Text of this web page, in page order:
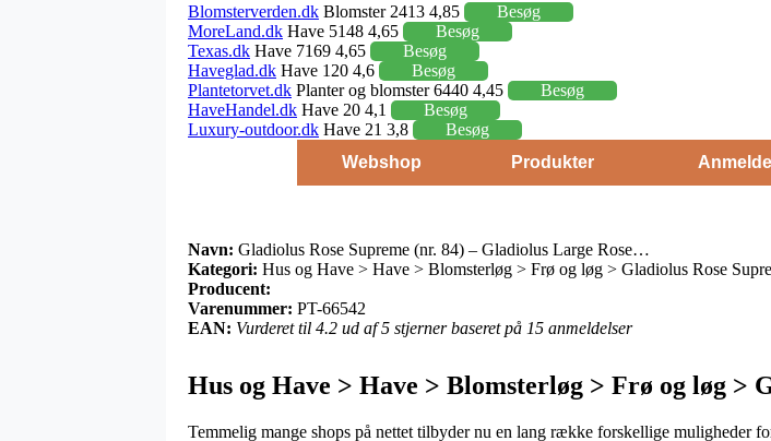
Blomsterverden.dk Blomster 2413 4,85
Besøg
MoreLand.dk Have 5148 4,65
Besøg
Texas.dk Have 7169 4,65
Besøg
Haveglad.dk Have 120 4,6
Besøg
Plantetorvet.dk Planter og blomster 6440 4,45
Besøg
HaveHandel.dk Have 20 4,1
Besøg
Luxury-outdoor.dk Have 21 3,8
Besøg
Webshop
Produkter
Navn: Gladiolus Rose Supreme (nr. 84) – Gladiolus Large Rose…
Kategori: Hus og Have > Have > Blomsterløg > Frø og løg > Gladiolus Rose
Producent:
Varenummer: PT-66542
EAN: Vurderet til 4.2 ud af 5 stjerner baseret på 15 anmeldelser
Hus og Have > Have > Blomsterløg > Frø og løg >
Temmelig mange shops på nettet tilbyder nu en lang række forskellige muligheder